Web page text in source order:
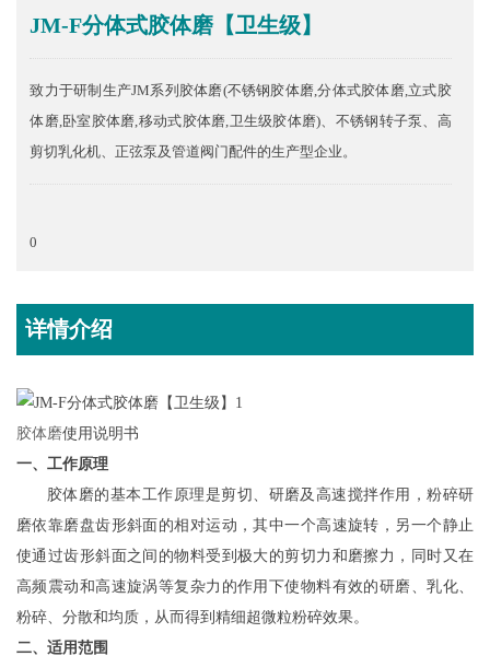
JM-F分体式胶体磨【卫生级】
致力于研制生产JM系列胶体磨(不锈钢胶体磨,分体式胶体磨,立式胶
体磨,卧室胶体磨,移动式胶体磨,卫生级胶体磨)、不锈钢转子泵、高
剪切乳化机、正弦泵及管道阀门配件的生产型企业。
0
详情介绍
胶体磨使用说明书
一、工作原理
胶体磨的基本工作原理是剪切 研磨及高速搅拌作用 ，粉碎研
磨依靠磨盘齿形斜面的相对运动，其中一个高速旋转，另一个静 止
使通过齿形斜面之 间的物料受到极大的剪切力和磨擦力 ， 同时 又在
高频震动和高速旋涡等复杂力的作用下使物料有效的研磨、乳化、
粉碎、分散和均质，从而得到精细超微粒粉碎效果。
二、适用范围